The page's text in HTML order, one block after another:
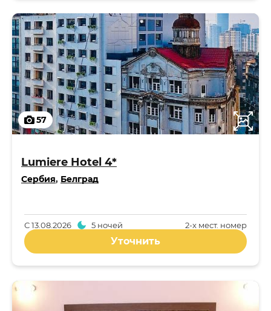
57
Lumiere Hotel 4*
Сербия, Белград
2-x мест. номер
С13.08.2026 5 ночей
Уточнить